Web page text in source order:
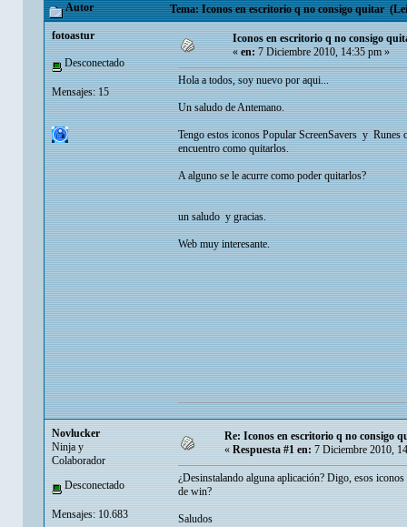
Autor Tema: Iconos en escritorio q no consigo quitar
fotoastur
Desconectado
Mensajes: 15
Iconos en escritorio q no consigo
«en:7 Diciembre 2010, 14:35 pm »
Hola a todos, soy nuevo por aqui...
Un saludo de Antemano.
Tengo estos iconos Popular ScreenSavers y
encuentro como quitarlos.
A alguno se le acurre como poder quitarlos?
un saludo y gracias.
Web muy interesante.
Novlucker
Ninja y
Colaborador
Desconectado
Mensajes: 10.683
Re: Iconos en escritorio q no consigo
« Respuesta #1 en: 7 Diciembre 2010,
¿Desinstalando alguna aplicación? Digo, esos
de win?
Saludos